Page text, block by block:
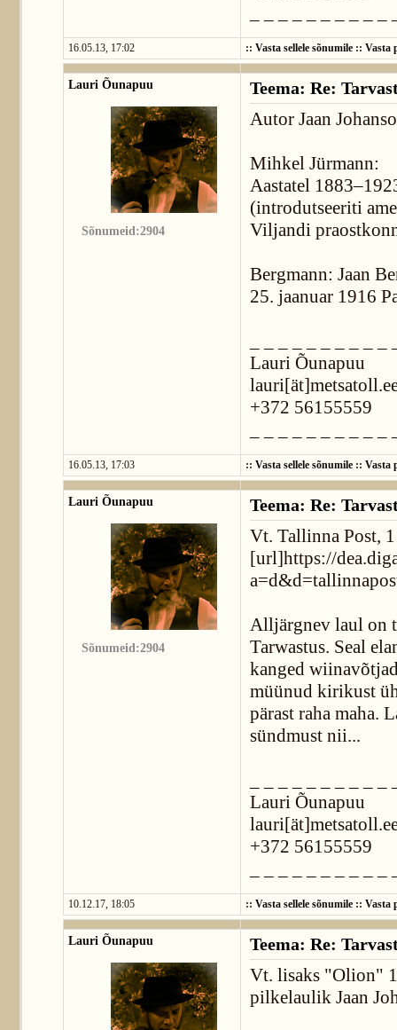
16.05.13, 17:02 :: Vasta sellele sõnumile:: Vasta
Lauri Õunapuu
Sõnumeid:2904
Teema: Re:
Autor Jaan
Mihkel Jürmann:
Aastatel
(introdutseeriti
Viljandi
Bergmann: Jaan
25. jaanuar 1916
Lauri Õunapuu
+372 56155559
16.05.13, 17:03 :: Vasta sellele sõnumile:: Vasta
Lauri Õunapuu
Sõnumeid:2904
Teema: Re:
Vt. Tallinna Post,
[url]https://
Alljärgnev laul on
Tarwastus. Seal
kanged
müünud kirikust
pärast raha maha.
sündmust nii...
Lauri Õunapuu
+372 56155559
10.12.17, 18:05 :: Vasta sellele sõnumile:: Vasta
Lauri Õunapuu Teema: Re:
Vt. lisaks "Olion"
pilkelaulik Jaan